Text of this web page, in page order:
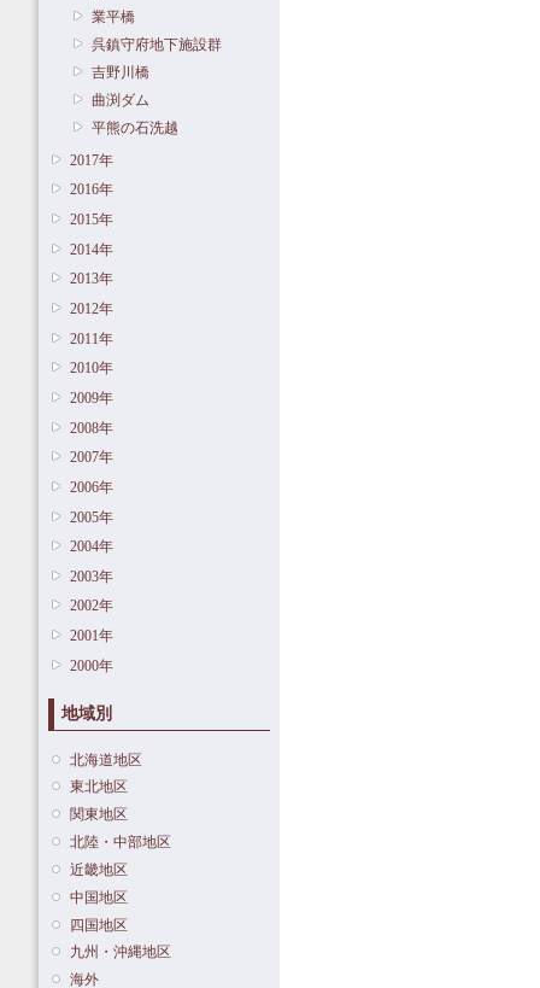
業平橋
呉鎮守府地下施設群
吉野川橋
曲渕ダム
平熊の石洗越
2017年
2016年
2015年
2014年
2013年
2012年
2011年
2010年
2009年
2008年
2007年
2006年
2005年
2004年
2003年
2002年
2001年
2000年
地域別
北海道地区
東北地区
関東地区
北陸・中部地区
近畿地区
中国地区
四国地区
九州・沖縄地区
海外